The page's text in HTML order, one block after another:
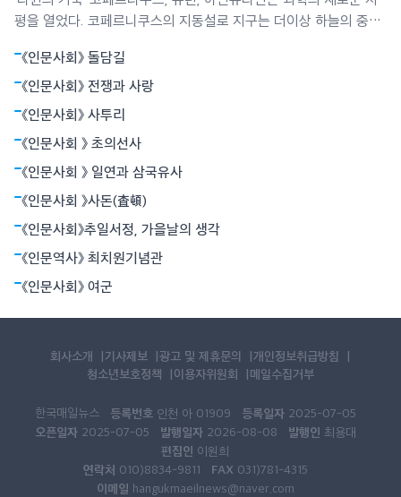
평을 열었다. 코페르니쿠스의 지동설로 지구는 더이상 하늘의 중심
의해 빚어지는 현상임을 밝혔다. 뉴턴역학은 하늘과 지상을 함께 아
울렀다. 아인슈타인의 상대성원리는 시간과 공간의 상대성, 휘어진
공간개념으로서의 중력 등 혁명적
《인문사회》 돌담길
《인문사회》 전쟁과 사랑
《인문사회》 사투리
《인문사회 》 초의선사
《인문사회 》 일연과 삼국유사
《인문사회 》사돈(査頓)
《인문사회》추일서정, 가을날의 생각
《인문역사》 최치원기념관
《인문사회》 여군
회사소개 기사제보 광고 및 제휴문의
개인정보취급방침
청소년보호정책
이용자위원회 메일수집거부
한국매일뉴스 등록번호 인천 아 01909 등록일자 2025-07-05
오픈일자 2025-07-05 발행일자 2026-08-08 발행인 최용대
편집인 이원희
연락처 010)8834-9811 FAX 031)781-4315
이메일 hangukmaeilnews@naver.com